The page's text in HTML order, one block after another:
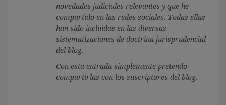
novedades judiciales relevantes y que he
compartido en las redes sociales. Todas ellas
han sido incluidas en las diversas
sistematizaciones de doctrina jurisprudencial
del blog.
Con esta entrada simplemente pretendo
compartirlas con los suscriptores del blog.